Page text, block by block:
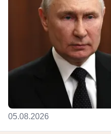
05.08.2026